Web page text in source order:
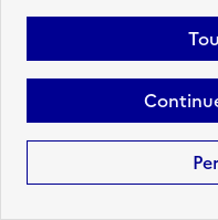
Ajouter aux favoris